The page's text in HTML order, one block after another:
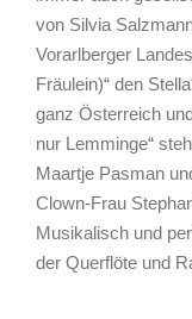
von Silvia
Vorarlberger
Fräulein)“ den
ganz Österreich
nur Lemminge“
Maartje Pasman
Clown-Frau
Musikalisch und
der Querflöte und